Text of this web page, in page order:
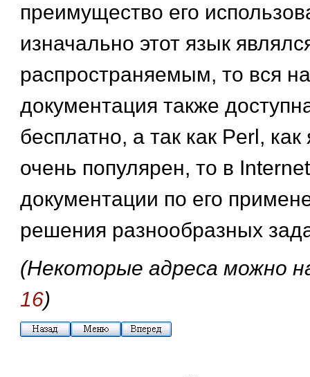
преимущество его
изначально этот язык
распространяемым, то вся
документация также
бесплатно, а так как Perl,
очень популярен, то в
документации по его
решения разнообразных
(Некоторые адреса можно
16)